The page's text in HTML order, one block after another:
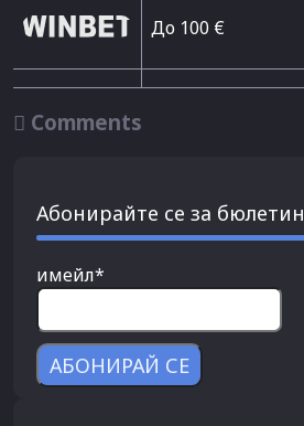
До 100 €
 Comments
Абонирайте се за бюлетин
имейл*